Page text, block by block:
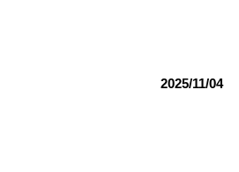
2025/11/04